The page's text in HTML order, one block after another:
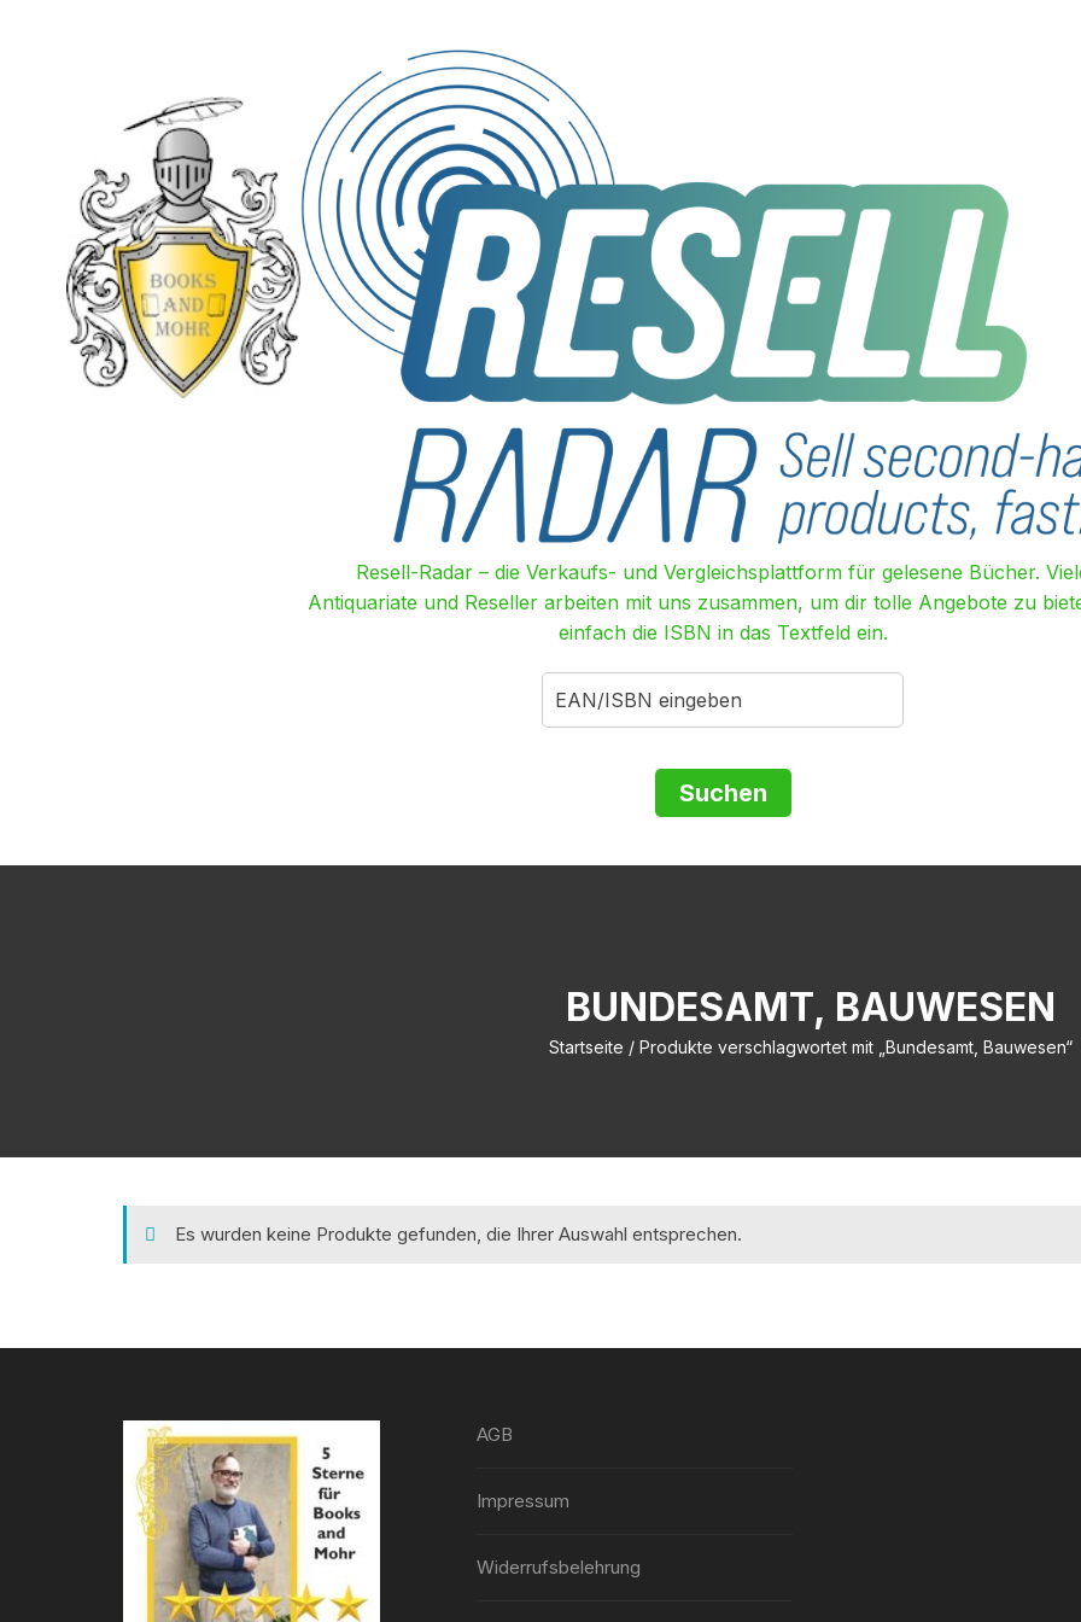
Resell-Radar – die Verkaufs- und Vergleichsplattform für gelesene Bücher.
Antiquariate und Reseller arbeiten mit uns zusammen, um dir tolle Angebote zu
einfach die ISBN in das Textfeld ein.
BUNDESAMT, BAUWESEN
Startseite / Produkte verschlagwortet mit „Bundesamt, Bauwesen“
Es wurden keine Produkte gefunden, die Ihrer Auswahl entsprechen.
AGB
Impressum
Widerrufsbelehrung